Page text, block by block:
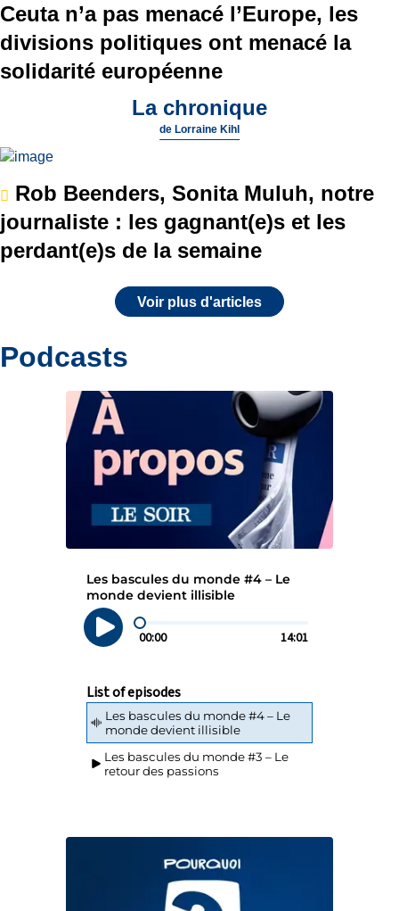
Ceuta n’a pas menacé l’Europe, les
divisions politiques ont menacé la
solidarité européenne
La chronique
de Lorraine Kihl
Rob Beenders, Sonita Muluh, notre
journaliste : les gagnant(e)s et les
perdant(e)s de la semaine
Voir plus d'articles
Podcasts